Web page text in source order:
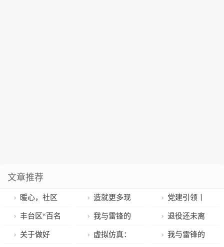
文章推荐
暖心，社区
来了一群“活雷
锋”
造就更多现
场工程师 要把
问题当课题，
党建引领丨
违建治理出新
规，市北区双
丰台区“百名
村医”培训工作
我与雷锋的
故事⑤ | 吴锡
退役还未离
队，工作已经
关于做好 虚拟仿真： 我与雷锋的